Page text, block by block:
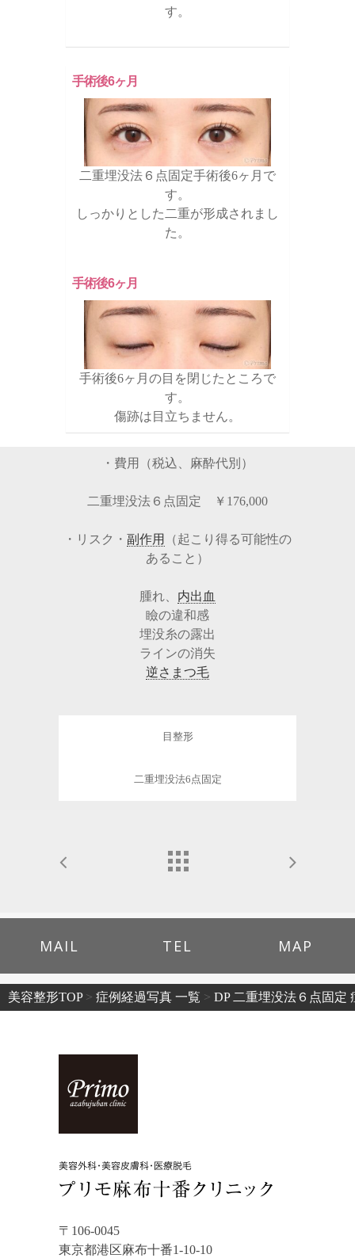
す。
手術後6ヶ月
二重埋没法６点固定手術後6ヶ月で
す。
しっかりとした二重が形成されまし
た。
手術後6ヶ月
手術後6ヶ月の目を閉じたところで
す。
傷跡は目立ちません。
・費用（税込、麻酔代別）
二重埋没法６点固定 ￥176,000
・リスク・ 副作用
（起こり得る可能性の
あること）
腫れ、 内出血
瞼の違和感
埋没糸の露出
ラインの消失
逆さまつ毛
目整形
二重埋没法6点固定
MAIL TEL MAP
美容整形TOP> 症例経過写真 一覧 > DP 二重埋没法６点固定
〒106-0045
東京都港区麻布十番1-10-10